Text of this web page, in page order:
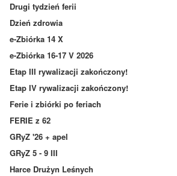
Drugi tydzień ferii
Dzień zdrowia
e-Zbiórka 14 X
e-Zbiórka 16-17 V 2026
Etap III rywalizacji zakończony!
Etap IV rywalizacji zakończony!
Ferie i zbiórki po feriach
FERIE z 62
GRyZ '26 + apel
GRyZ 5 - 9 III
Harce Drużyn Leśnych